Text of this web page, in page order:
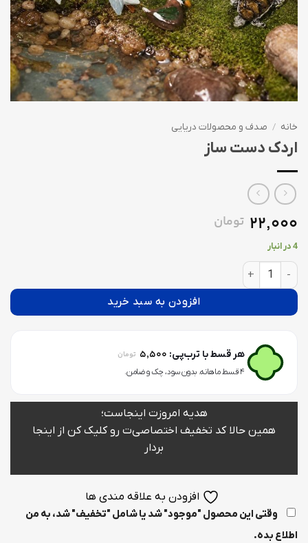
خانه / صدف و محصولات دریایی
اردک دست ساز
22,000 تومان
4 در انبار
اردک دست ساز عدد
افزودن به سبد خرید
هر قسط با ترب‌پی: 5,500 تومان
۴ قسط ماهانه. بدون سود، چک و ضامن.
هدیه امروزت اینجاست؛
همین حالا کد تخفیف اختصاصی‌ت رو کلیک کن از اینجا
بردار
افزودن به علاقه مندی ها
وقتی این محصول "موجود" شد یا شامل "تخفیف" شد، به من
اطلاع بده.